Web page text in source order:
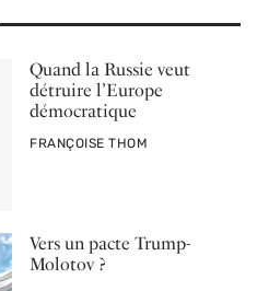
Quand la Russie veut
détruire l’Europe
démocratique
PAR
FRANÇOISE THOM
Vers un pacte Trump-
Molotov ?